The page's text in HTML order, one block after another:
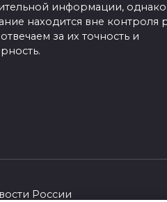
информации, однако
находится вне контроля
за их точность и
России